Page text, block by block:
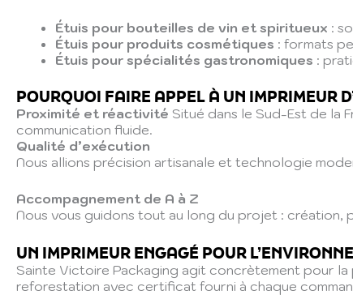
Étuis pour bouteilles de vin et spiritueux :
Étuis pour produits cosmétiques : formats
Étuis pour spécialités gastronomiques :
POURQUOI FAIRE APPEL À UN IMPRIMEUR
Proximité et réactivité Situé dans le Sud-Est de la
communication fluide.
Qualité d’exécution
Nous allions précision artisanale et technologie
Accompagnement de A à Z
Nous vous guidons tout au long du projet :
UN IMPRIMEUR ENGAGÉ POUR
Sainte Victoire Packaging agit concrètement pour
reforestation avec certificat fourni à chaque